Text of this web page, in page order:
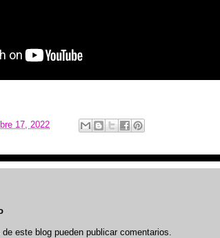
17, 2022
este blog pueden publicar comentarios.